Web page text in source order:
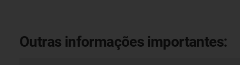
Outras informações importantes: